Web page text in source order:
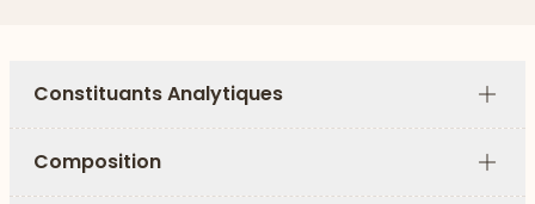
Constituants Analytiques
Plus
Composition
Plus